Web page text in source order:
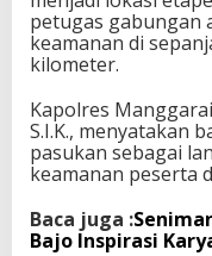
petugas gabungan
keamanan di
kilometer.
Kapolres
S.I.K., menyatakan
pasukan sebagai
keamanan peserta
Baca juga :
Bajo Inspirasi